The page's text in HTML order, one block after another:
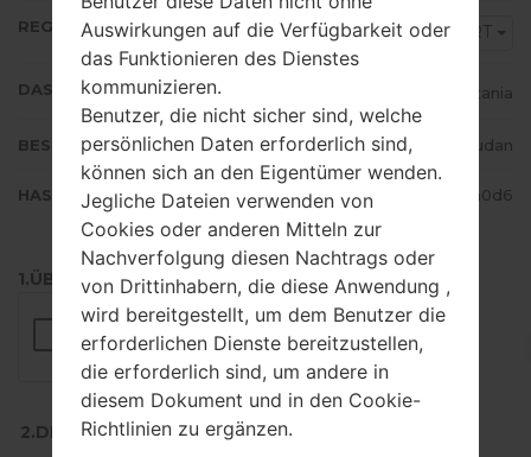
REGION MRT
DAS LAND Mauritania
BESCHREIBUNG Zain Sudan
HASH d315c9f542ed1b5708bcba6664ea0d6
1.ÜBERPRÜFEN SIE AUF RECAPTCHA
2.DRÜCKEN SIE ZUM HERUNTERLADEN
Auswirkungen auf die Verfügbarkeit oder
das Funktionieren des Dienstes
kommunizieren.
Benutzer, die nicht sicher sind, welche
persönlichen Daten erforderlich sind,
können sich an den Eigentümer wenden.
Jegliche Dateien verwenden von
Cookies oder anderen Mitteln zur
Nachverfolgung diesen Nachtrags oder
von Drittinhabern, die diese Anwendung ,
wird bereitgestellt, um dem Benutzer die
erforderlichen Dienste bereitzustellen,
die erforderlich sind, um andere in
diesem Dokument und in den Cookie-
Richtlinien zu ergänzen.